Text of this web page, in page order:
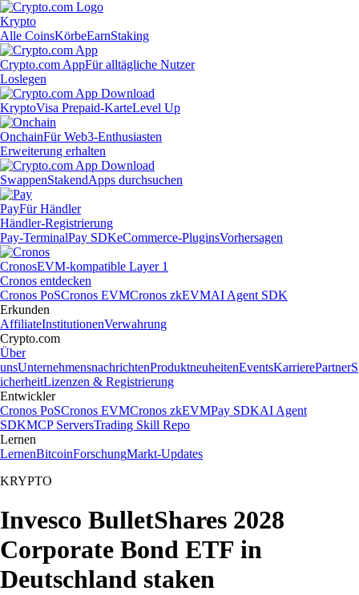
Krypto
Alle CoinsKörbeEarnStaking
Crypto.com AppFür alltägliche Nutzer
Loslegen
KryptoVisa Prepaid-KarteLevel Up
OnchainFür Web3-Enthusiasten
Erweiterung erhalten
SwappenStakendApps durchsuchen
PayFür Händler
Händler-Registrierung
Pay-TerminalPay SDKeCommerce-PluginsVorhersagen
CronosEVM-kompatible Layer 1
Cronos entdecken
Cronos PoSCronos EVMCronos zkEVMAI Agent SDK
Erkunden
AffiliateInstitutionenVerwahrung
Crypto.com
Über
unsUnternehmensnachrichtenProduktneuheitenEventsKarrierePartnerS
icherheitLizenzen & Registrierung
Entwickler
Cronos PoSCronos EVMCronos zkEVMPay SDKAI Agent
SDKMCP ServersTrading Skill Repo
Lernen
LernenBitcoinForschungMarkt-Updates
KRYPTO
Invesco BulletShares 2028
Corporate Bond ETF in
Deutschland staken